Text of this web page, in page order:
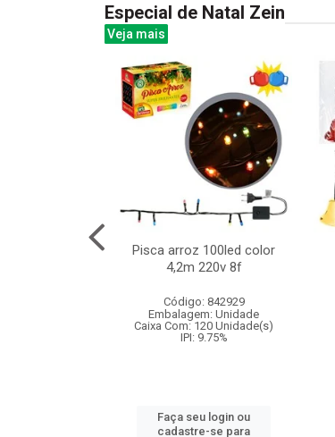
Especial de Natal Zein
Veja mais
Pisca arroz 100led color
4,2m 220v 8f
Código: 842929
Embalagem: Unidade
Caixa Com: 120 Unidade(s)
IPI: 9.75%
Faça seu login ou
cadastre-se para